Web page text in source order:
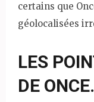
certains que
géolocalisées
LES
DE